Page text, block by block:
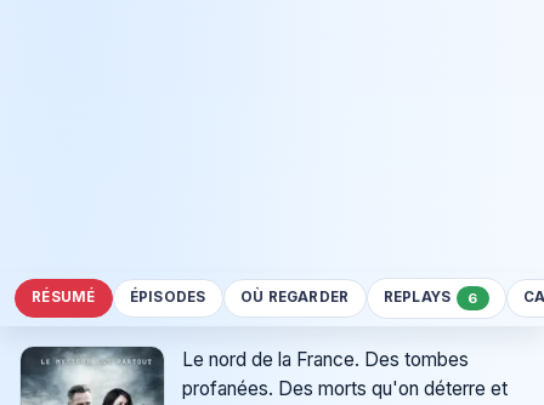
RÉSUMÉ ÉPISODES OÙ REGARDER REPLAYS 6
Le nord de la France. Des tombes
profanées. Des morts qu'on déterre et